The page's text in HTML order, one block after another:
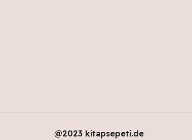
@2023 kitapsepeti.de